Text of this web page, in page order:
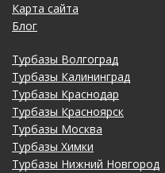
Карта сайта
Блог
Турбазы Волгоград
Турбазы Калининград
Турбазы Краснодар
Турбазы Красноярск
Турбазы Москва
Турбазы Химки
Турбазы Нижний Новгород